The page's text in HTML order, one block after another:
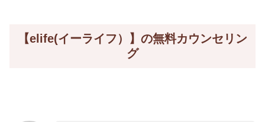
【elife(イーライフ）】の無料カウンセリン
グ